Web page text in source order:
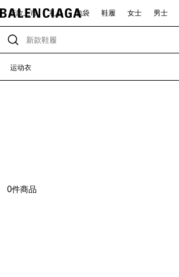
新款上市 礼品 包袋 鞋履 女士 男士
运动衣
0件商品